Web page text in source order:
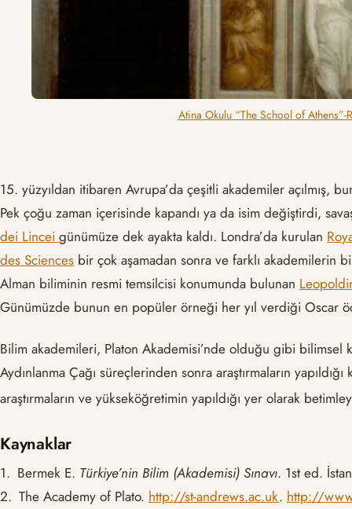
Atina Okulu “The School of Athens”-
15. yüzyıldan itibaren Avrupa’da çeşitli akademiler açılmış,
Pek çoğu zaman içerisinde kapandı ya da isim değiştirdi,
dei Lincei günümüze dek ayakta kaldı. Londra’da kurulan
des Sciences bir çok aşamadan sonra ve farklı akademilerin
Alman biliminin resmi temsilcisi konumunda bulunan
Günümüzde bunun en popüler örneği her yıl verdiği Oscar
Bilim akademileri, Platon Akademisi’nde olduğu gibi bilimsel
Aydınlanma Çağı süreçlerinden sonra araştırmaların
araştırmaların ve yükseköğretimin yapıldığı yer olarak
Kaynaklar
1. Bermek E. Türkiye’nin Bilim (Akademisi) Sınavı. 1st ed.
2. The Academy of Plato. http://st-andrews.ac.uk. http://